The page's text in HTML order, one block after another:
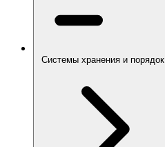
Системы хранения и порядок